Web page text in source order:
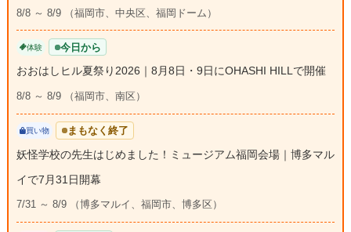
8/8 ～ 8/9 （福岡市、中央区、福岡ドーム）
体験 今日から
おおはしヒル夏祭り2026｜8月8日・9日にOHASHI HILLで開催
8/8 ～ 8/9 （福岡市、南区）
買い物 まもなく終了
妖怪学校の先生はじめました！ミュージアム福岡会場｜博多マル
イで7月31日開幕
7/31 ～ 8/9 （博多マルイ、福岡市、博多区）